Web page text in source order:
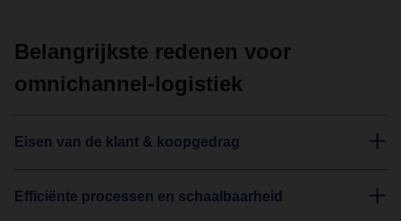
Belangrijkste redenen voor
omnichannel-logistiek
Eisen van de klant & koopgedrag
Efficiënte processen en schaalbaarheid